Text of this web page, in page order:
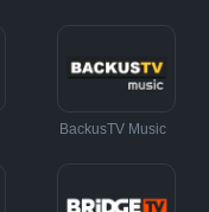
BackusTV Music